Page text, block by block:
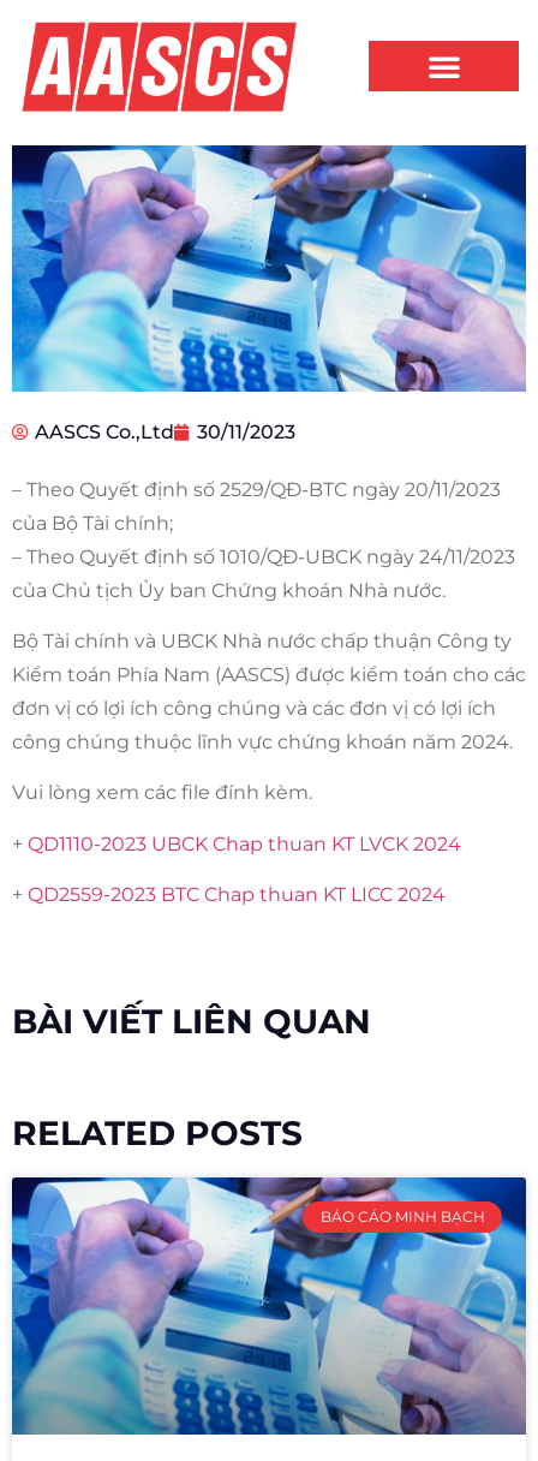
AASCS Co.,Ltd 30/11/2023
– Theo Quyết định số 2529/QĐ-BTC ngày 20/11/2023
của Bộ Tài chính;
– Theo Quyết định số 1010/QĐ-UBCK ngày 24/11/2023
của Chủ tịch Ủy ban Chứng khoán Nhà nước.
Bộ Tài chính và UBCK Nhà nước chấp thuận Công ty
Kiểm toán Phía Nam (AASCS) được kiểm toán cho các
đơn vị có lợi ích công chúng và các đơn vị có lợi ích
công chúng thuộc lĩnh vực chứng khoán năm 2024.
Vui lòng xem các file đính kèm.
+ QD1110-2023 UBCK Chap thuan KT LVCK 2024
+ QD2559-2023 BTC Chap thuan KT LICC 2024
BÀI VIẾT LIÊN QUAN
RELATED POSTS
BÁO CÁO MINH BẠCH